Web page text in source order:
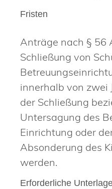
Fristen
Anträge nach § 56
Schließung von
innerhalb von zwei
der Schließung
Untersagung des
Einrichtung oder
Absonderung des
werden.
Erforderliche